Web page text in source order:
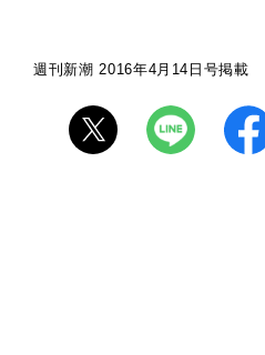
週刊新潮 2016年4月14日号掲載